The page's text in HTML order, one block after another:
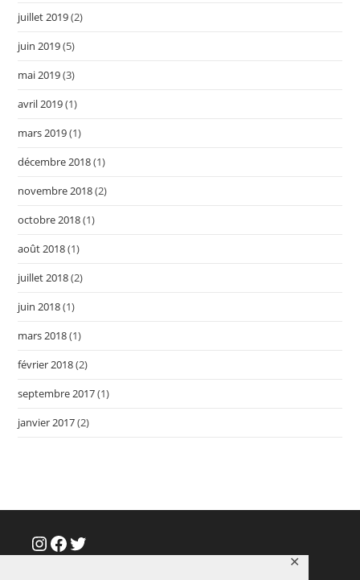
✕
juillet 2019(2)
juin 2019(5)
mai 2019(3)
avril 2019(1)
mars 2019(1)
décembre 2018(1)
novembre 2018(2)
octobre 2018(1)
août 2018(1)
juillet 2018(2)
juin 2018(1)
mars 2018(1)
février 2018(2)
septembre 2017(1)
janvier 2017(2)
Instagram
Facebook
Twitter